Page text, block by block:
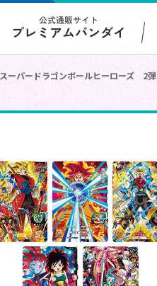
公式通販サイト
プレミアムバンダイ
スーパードラゴンボールヒーローズ 2弾